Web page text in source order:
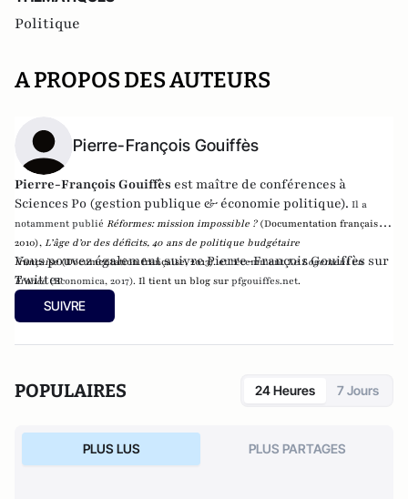
Politique
A PROPOS DES AUTEURS
Pierre-François Gouiffès
Pierre-François Gouiffès est maître de conférences à
Sciences Po (gestion publique & économie politique). Il a
notamment publié Réformes: mission impossible ?(Documentation française,
2010), L’âge d’or des déficits, 40 ans de politique budgétaire
française (Documentation française, 2013).et récemmentLe Logement en
France(Economica, 2017). Il tient un blog sur pfgouiffes.net.
Vous pouvez également suivre Pierre-François Gouiffès sur
Twitter
SUIVRE
POPULAIRES 24 Heures 7 Jours
PLUS LUS PLUS PARTAGES